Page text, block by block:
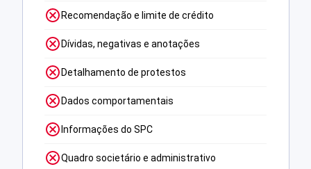
Recomendação e limite de crédito
Dívidas, negativas e anotações
Detalhamento de protestos
Dados comportamentais
Informações do SPC
Quadro societário e administrativo